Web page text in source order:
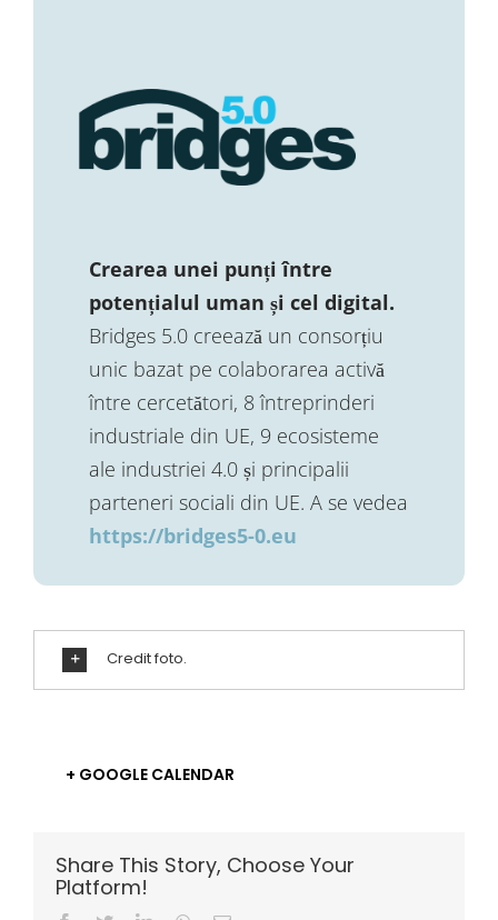
Crearea unei punți între
potențialul uman și cel digital.
Bridges 5.0 creează un consorțiu
unic bazat pe colaborarea activă
între cercetători, 8 întreprinderi
industriale din UE, 9 ecosisteme
ale industriei 4.0 și principalii
parteneri sociali din UE. A se vedea
https://bridges5-0.eu
Credit foto.
+ GOOGLE CALENDAR
Share This Story, Choose Your
Platform!